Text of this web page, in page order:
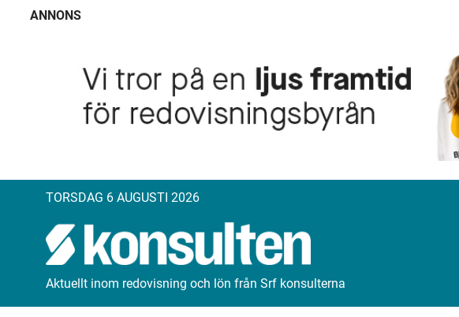
ANNONS
TORSDAG 6 AUGUSTI 2026
Aktuellt inom redovisning och lön från Srf konsulterna